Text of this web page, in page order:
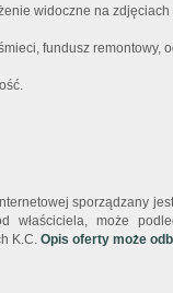
widoczne na
fundusz remontowy,
sporządzany
właściciela, może
K.C. Opis oferty może